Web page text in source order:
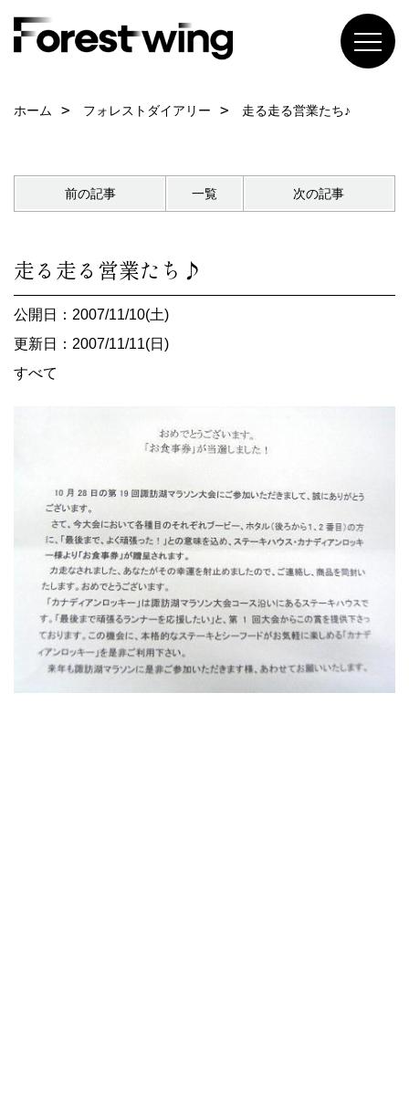
ホーム フォレストダイアリー 走る走る営業たち♪
前の記事 一覧 次の記事
走る走る営業たち♪
公開日：2007/11/10(土)
更新日：2007/11/11(日)
すべて